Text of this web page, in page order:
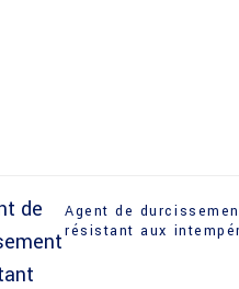
Agent de
résistant aux